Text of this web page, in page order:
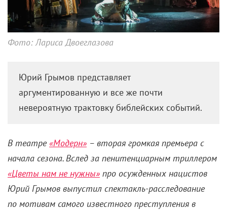
Фото: Лариса Двоеглазова
Юрий Грымов представляет
аргументированную ­и все же почти
невероятную трактовку библейских событий.
В театре«Модерн» – вторая громкая премьера с
начала сезона. Вслед за пенитенциарным триллером
«Цветы нам не нужны» про осужденных нацистов
Юрий Грымов выпустил спектакль-расследование
по мотивам самого известного преступления в